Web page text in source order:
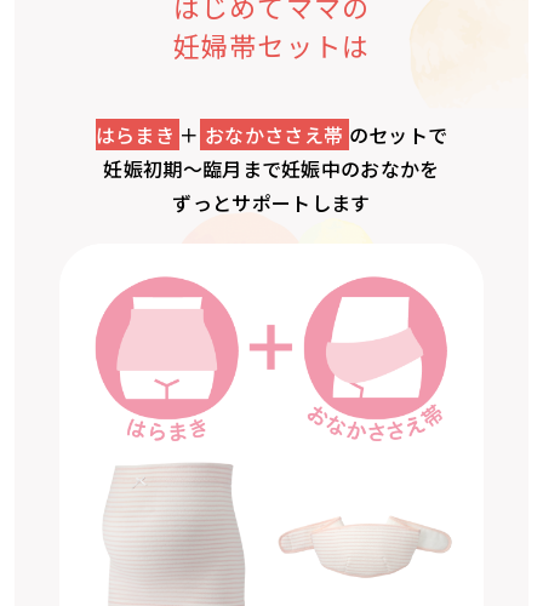
妊婦帯セットは
はらまき ＋ おなかささえ帯 のセットで
妊娠初期～臨月まで妊娠中のおなかを
ずっとサポートします